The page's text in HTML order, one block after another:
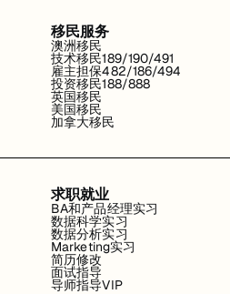
移民服务
澳洲移民
技术移民189/190/491
雇主担保482/186/494
投资移民188/888
英国移民
美国移民
加拿大移民
求职就业
BA和产品经理实习
数据科学实习
数据分析实习
Marketing实习
简历修改
面试指导
导师指导VIP